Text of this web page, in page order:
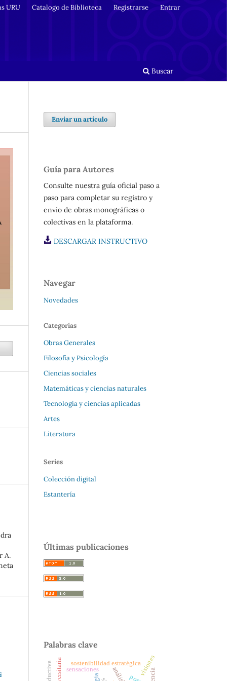
Buscar
URU Catalogo de Biblioteca Registrarse Entrar
A.
Enviar un artículo
Guía para Autores
Consulte nuestra guía oficial paso a
paso para completar su registro y
envío de obras monográficas o
colectivas en la plataforma.
DESCARGAR INSTRUCTIVO
Navegar
Novedades
Categorías
Obras Generales
Filosofía y Psicología
Ciencias sociales
Matemáticas y ciencias naturales
Tecnología y ciencias aplicadas
Artes
Literatura
Series
Colección digital
Estantería
Últimas publicaciones
Palabras clave
análisis
sostenibilidad estratégica
sensaciones visiones